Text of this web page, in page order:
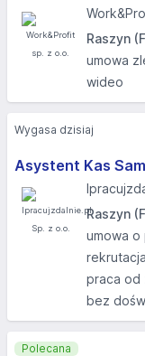
Raszyn
umowa
wideo
Asystent Kas
Raszyn
umowa o
praca od
bez
Wygasa dzisiaj
Polecana